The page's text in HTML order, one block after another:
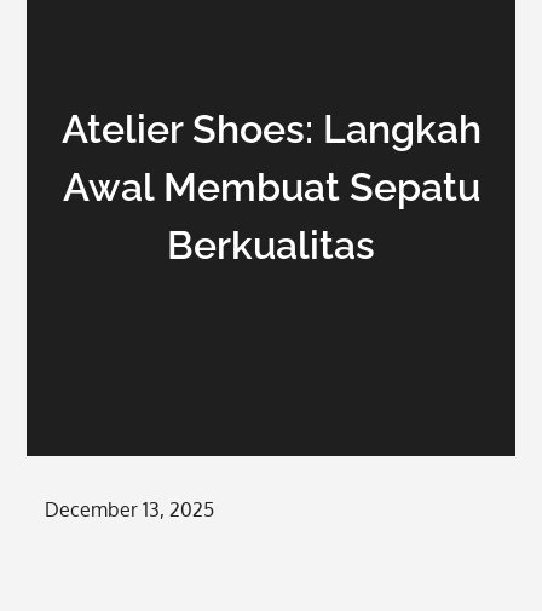
Atelier Shoes: Langkah
Awal Membuat Sepatu
Berkualitas
Posted
December 13, 2025